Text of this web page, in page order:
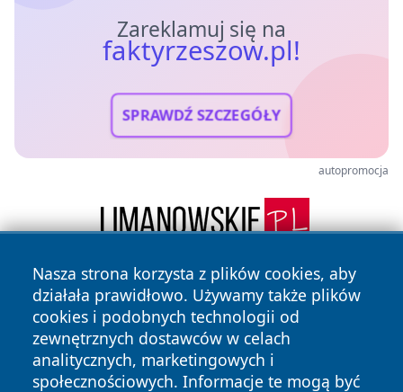
Zareklamuj się na
faktyrzeszow.pl!
SPRAWDŹ SZCZEGÓŁY
autopromocja
Nasza strona korzysta z plików cookies, aby
działała prawidłowo. Używamy także plików
cookies i podobnych technologii od
zewnętrznych dostawców w celach
analitycznych, marketingowych i
społecznościowych. Informacje te mogą być
Copyright © 2026 faktyrzeszow.pl Wszystkie prawa